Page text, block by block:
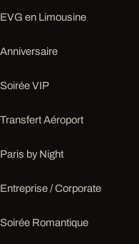
EVG en Limousine
Anniversaire
Soirée VIP
Transfert Aéroport
Paris by Night
Entreprise / Corporate
Soirée Romantique